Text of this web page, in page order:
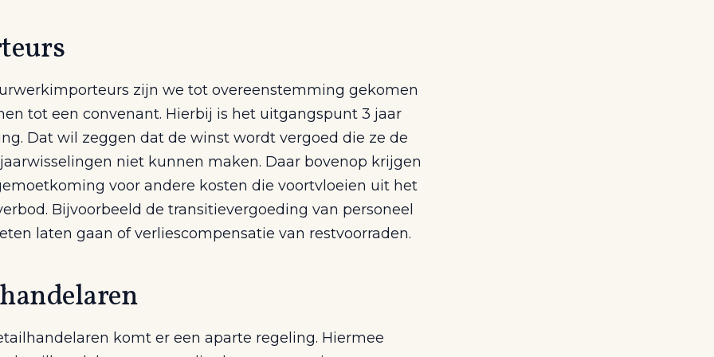
zijn we tot overeenstemming gekomen
tot een convenant. Hierbij is het uitgangspunt 3 jaar
Dat wil zeggen dat de winst wordt vergoed die ze de
niet kunnen maken. Daar bovenop krijgen
voor andere kosten die voortvloeien uit het
Bijvoorbeeld de transitievergoeding van personeel
laten gaan of verliescompensatie van restvoorraden.
komt er een aparte regeling. Hiermee